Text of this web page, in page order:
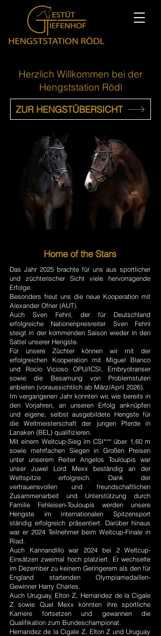
Herzlich Willkommen bei der
Hengststation Rödl
ZUR HENGSTÜBERSICHT
Home of the Stars
Das Jahr 2025 brachte für uns aus sportlicher
und züchterischer Sicht viele hervorragende
Erfolge.
Besonders freut uns die neue Kooperation mit
Alexander Ofner (AUT).
Auch Sven Fehnl, der für Deutschland
erfolgreiche Nationenpreisreiter Sven Fehnl
steigt in der kommenden Saison wieder in den
Sattel unserer Hengste.
Für unsere Züchter können wir mit der
erfolgreichen Kooperation mit Miguel Blanco
und Rocio Vicioso OPU/ICSI, Embryotranser
sowie die Besamung von Problemstuten
anbieten (voraussichtlich ab März/April 2026).
Im vergangenen Jahr konnten wir, wie bereits in
den Vorjahren, an unseren Erfolg anknüpfen
und eigene, selbst ausgebildete Hengste für
die Weltmeisterschaft der jungen Pferde in
Lanaken (BEL) qualifizieren.
Mit einem Weltcup-Sieg im CSI*** über 1,60 m
sowie mehrfachen Siegen in Großen Preisen
unter unserem Reiter Angelos Touloupis war
unser Juwel Lord Mexx beständig an der
Weltspitze erfolgreich. Dank der
vertrauensvollen und freundschaftlichen
Zusammenarbeit und Unterstützung durch
Familie Fehleisen-Touloupis werden unsere
Hengste im internationalen Spitzensport
ständig erfolgreich präsentiert. Darüber hinaus
war er 2024 Teilnehmer beim Weltcup-Finale in
Riad.
Auch Kannandillo war 2024 bei 2 Weltcup-
Einsätzen zweimal hoch platziert. Er wechselte
im Dezember zu keinem Geringerem als den für
England startenden Olympiamedaillen-
Gewinner Harry Charles.
Auch Uruguay, Elton Z, Hernandez de la Cigale
Z sowie Quel Mexx konnten ihre sportliche
Karriere fortsetzen und gewannen die
Qualifikation zum Bundeschampionat.
Hernandez de la Cigale Z, Elton Z und Uruguay